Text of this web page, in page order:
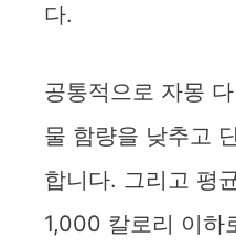
다.
공통적으로 자몽
물 함량을 낮추고
합니다. 그리고 평
1,000 칼로리 이하